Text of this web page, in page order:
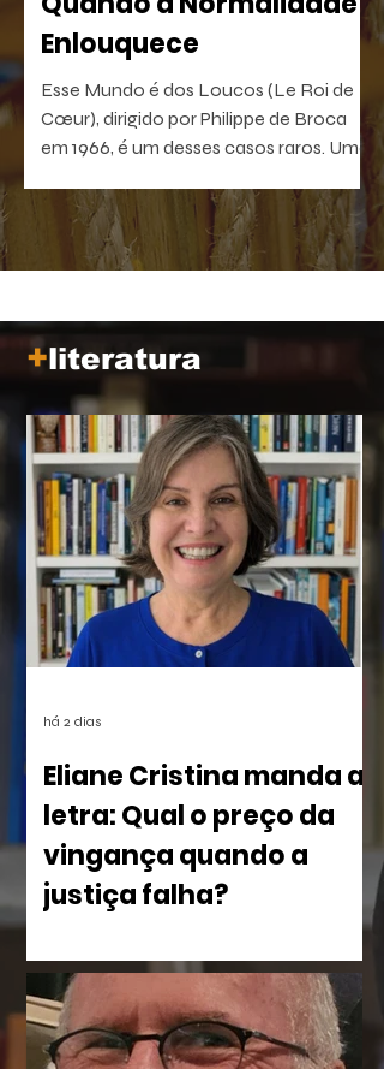
Enlouquece
Esse Mundo é dos Loucos (Le Roi de
Cœur), dirigido por Philippe de Broca
em 1966, é um desses casos raros. Uma
devastadora no que sugere. Um filme
que, quanto mais distante fica no
tempo, mais próximo parece de nós.
+literatura
Eliane Cristina manda a
letra: Qual o preço da
vingança quando a
justiça falha?
imperdoável, Eliane Cristina, mostra
como a violência silencia uma família à
beira do Rio dos Sinos. O crime,
combinado à censura das vítimas e ao
há 2 dias